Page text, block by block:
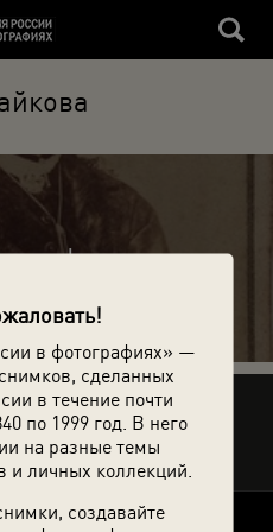
в фотографиях» —
сделанных
в течение почти
по 1999 год. В него
на разные темы
и личных коллекций.
создавайте
друзьям